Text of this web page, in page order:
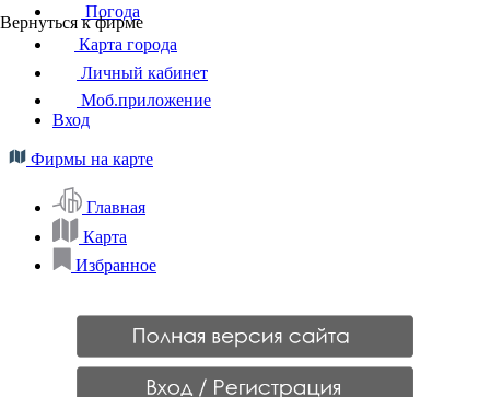
Вернуться к фирме
Погода
Карта города
Личный кабинет
Моб.приложение
Вход
Фирмы на карте
Главная
Карта
Избранное